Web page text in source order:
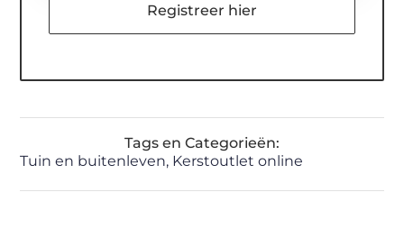
Registreer hier
Tags en Categorieën:
Tuin en buitenleven, Kerstoutlet online